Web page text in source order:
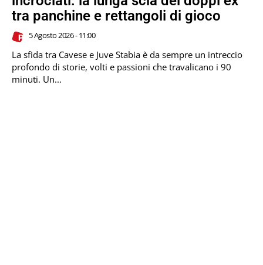
tra panchine e rettangoli di gioco
5 Agosto 2026 - 11:00
La sfida tra Cavese e Juve Stabia è da sempre un intreccio
profondo di storie, volti e passioni che travalicano i 90
minuti. Un...